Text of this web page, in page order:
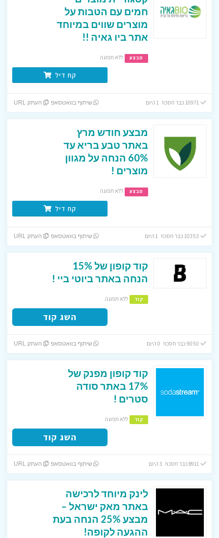
חמים עם הטבות על
מוצרים שווים במיוחד
אתר ביו גאיה !!
מבצע ללא תפוגה
קח דיל
שיתוף בוואטסאפ העתק URL
מבצע חודש מרץ
באתר טבע בריא עד
60% הנחה על מגוון
מוצרים !
מבצע ללא תפוגה
קח דיל
שיתוף בוואטסאפ העתק URL
קוד קופון של 15%
הנחה באתר ביוטי ביי !
קוד ללא תפוגה
השג קוד
שיתוף בוואטסאפ העתק URL
קוד קופון מפנק של
17% באתר סודה
סטרים !
קוד ללא תפוגה
השג קוד
שיתוף בוואטסאפ העתק URL
לינק מיוחד לרכישה
באתר מאק ישראל –
מבצע 25% הנחה בעת
ההגעה לקופה!